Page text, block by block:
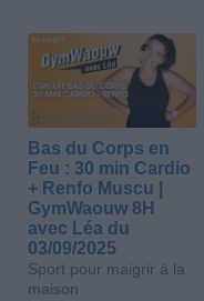
Bas du Corps en
Feu : 30 min Cardio
+ Renfo Muscu |
GymWaouw 8H
avec Léa du
03/09/2025
Sport pour maigrir à la
maison